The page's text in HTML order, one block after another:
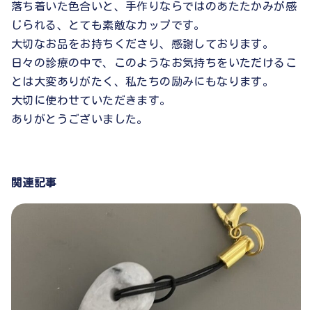
落ち着いた色合いと、手作りならではのあたたかみが感
じられる、とても素敵なカップです。
大切なお品をお持ちくださり、感謝しております。
日々の診療の中で、このようなお気持ちをいただけるこ
とは大変ありがたく、私たちの励みにもなります。
大切に使わせていただきます。
ありがとうございました。
関連記事